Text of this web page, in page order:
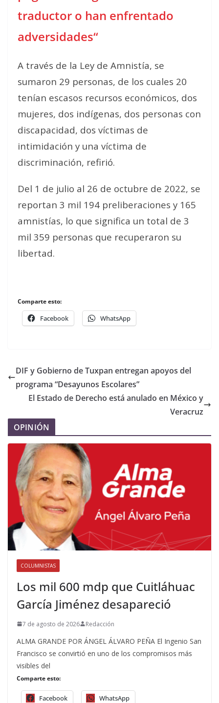
traductor o han enfrentado
adversidades“
A través de la Ley de Amnistía, se
sumaron 29 personas, de los cuales 20
tenían escasos recursos económicos, dos
mujeres, dos indígenas, dos personas con
discapacidad, dos víctimas de
intimidación y una víctima de
discriminación, refirió.
Del 1 de julio al 26 de octubre de 2022, se
reportan 3 mil 194 preliberaciones y 165
amnistías, lo que significa un total de 3
mil 359 personas que recuperaron su
libertad.
Comparte esto:
Facebook WhatsApp
DIF y Gobierno de Tuxpan entregan apoyos del
programa “Desayunos Escolares”
El Estado de Derecho está anulado en México y
Veracruz
OPINIÓN
COLUMNISTAS
Los mil 600 mdp que Cuitláhuac
García Jiménez desapareció
7 de agosto de 2026 Redacción
ALMA GRANDE POR ÁNGEL ÁLVARO PEÑA El Ingenio San
Francisco se convirtió en uno de los compromisos más
visibles del
Comparte esto:
Facebook WhatsApp